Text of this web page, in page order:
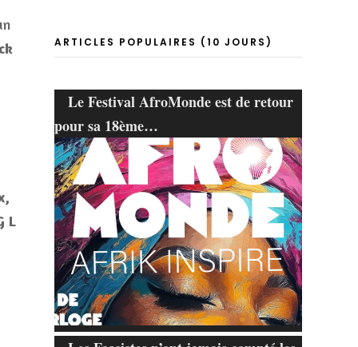
L
ARTICLES POPULAIRES (10 JOURS)
Le Festival AfroMonde est de retour
pour sa 18ème…